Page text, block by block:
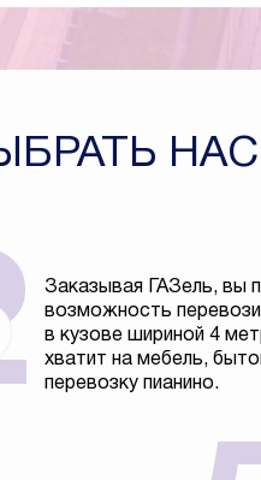
НАС
Заказывая ГАЗель, вы
возможность
в кузове шириной 4
хватит на мебель,
перевозку пианино.